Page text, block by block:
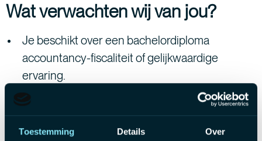
Toestemming Details Over
Wat verwachten wij van jou?
Je beschikt over een bachelordiploma
accountancy-fiscaliteit of gelijkwaardige
ervaring.
Bij voorkeur kan je een drietal jaar ervaring
voorleggen.
Heb je de ambitie om jouw ITAA-stage te